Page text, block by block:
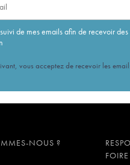
de mes emails afin de recevoir
vous acceptez de recevoir les
NOUS ?